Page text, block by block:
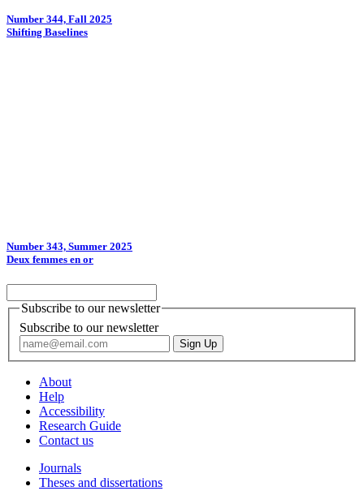
Number 344, Fall 2025
Shifting Baselines
Number 343, Summer 2025
Deux femmes en or
Subscribe to our newsletter
Subscribe to our newsletter
About
Help
Accessibility
Research Guide
Contact us
Journals
Theses and dissertations